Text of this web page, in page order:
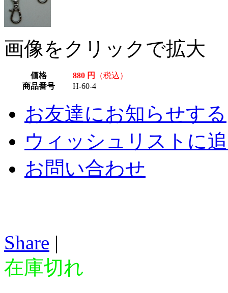
画像をクリックで拡大
価格 880 円
（税込）
商品番号
H-60-4
お友達にお知らせする
ウィッシュリストに
お問い合わせ
Share |
在庫切れ